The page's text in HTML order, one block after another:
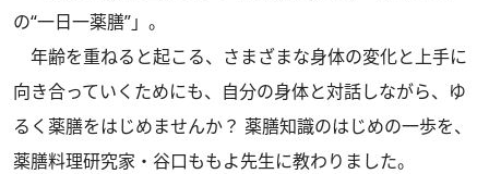
の“一日一薬膳”」。
年齢を重ねると起こる、さまざまな身体の変化と上手に
向き合っていくためにも、自分の身体と対話しながら、ゆ
るく薬膳をはじめませんか？ 薬膳知識のはじめの一歩を、
薬膳料理研究家・谷口ももよ先生に教わりました。